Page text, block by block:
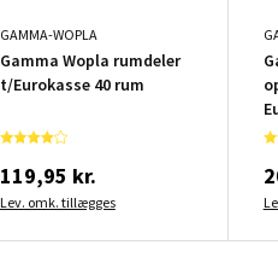
GAMMA-WOPLA
Gamma Wopla rumdeler
t/Eurokasse 40 rum
119,95 kr.
Lev. omk. tillægges